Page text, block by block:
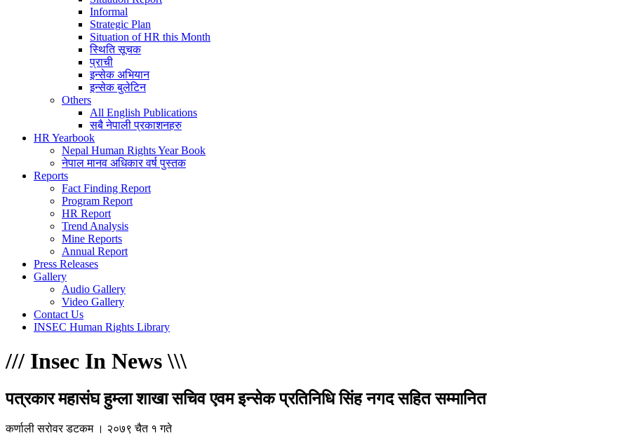
Informal
Strategic Plan
Situation of HR this Month
स्थिति सूचक
प्राची
इन्सेक अभियान
इन्सेक बुलेटिन
Others
All English Publications
सबै नेपाली प्रकाशनहरु
HR Yearbook
Nepal Human Rights Year Book
नेपाल मानव अधिकार वर्ष पुस्तक
Reports
Fact Finding Report
Program Report
HR Report
Trend Analysis
Mine Reports
Annual Report
Press Releases
Gallery
Audio Gallery
Video Gallery
Contact Us
INSEC Human Rights Library
/// Insec In News\\\
पत्रकार महासंघ हुम्ला शाखा सचिव एवम इन्सेक प्रतिनिधि सिंह नगद सहित सम्मानित
कर्णाली सरोवर डटकम । २०७९ चैत १ गते